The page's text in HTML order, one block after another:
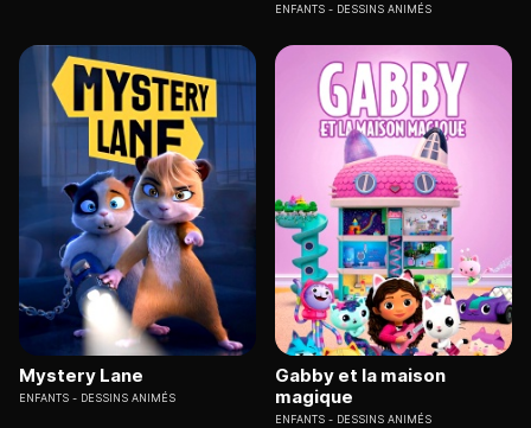
ENFANTS DESSINS ANIMÉS
Mystery Lane
ENFANTS DESSINS ANIMÉS
Gabby et la maison
magique
ENFANTS DESSINS ANIMÉS